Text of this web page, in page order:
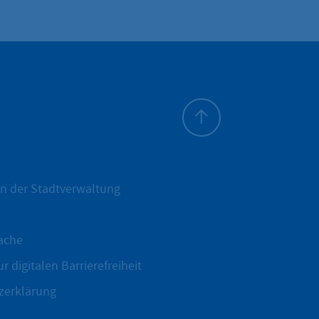
der Stadtverwaltung
digitalen Barrierefreiheit